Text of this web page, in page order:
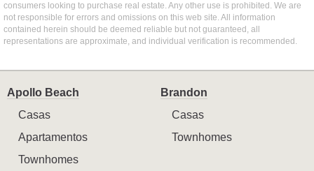
consumers looking to purchase real estate. Any other use is prohibited. We are
not responsible for errors and omissions on this web site. All information
contained herein should be deemed reliable but not guaranteed, all
representations are approximate, and individual verification is recommended.
Apollo Beach
Casas
Apartamentos
Townhomes
Brandon
Casas
Townhomes